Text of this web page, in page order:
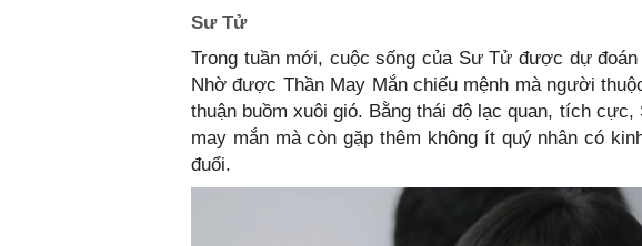
Sư Tử
Trong tuần mới, cuộc sống của Sư Tử được dự
Nhờ được Thần May Mắn chiếu mệnh mà người
thuận buồm xuôi gió. Bằng thái độ lạc quan, tích
may mắn mà còn gặp thêm không ít quý nhân có
đuổi.